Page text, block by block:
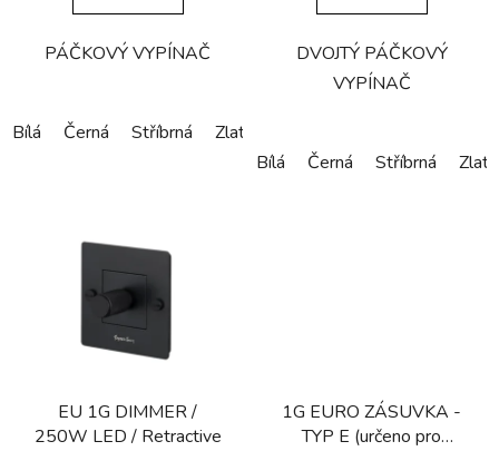
PÁČKOVÝ VYPÍNAČ
Bílá Černá Stříbrná Zlatá
DVOJTÝ PÁČKOVÝ
VYPÍNAČ
Bílá Černá Stříbrná Zlatá
EU 1G DIMMER /
250W LED / Retractive
1G EURO ZÁSUVKA -
TYP E (určeno pro